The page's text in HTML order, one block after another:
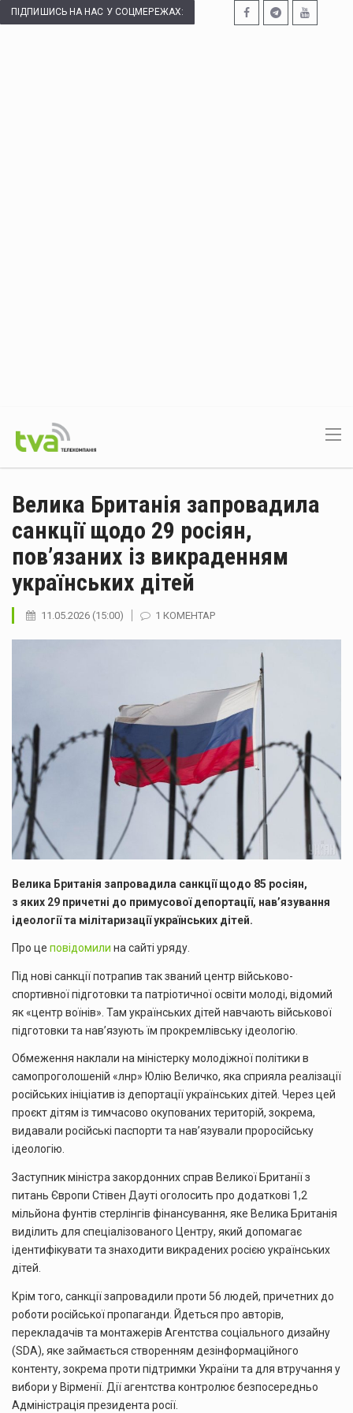
ПІДПИШИСЬ НА НАС У СОЦМЕРЕЖАХ:
Велика Британія запровадила
санкції щодо 29 росіян,
пов’язаних із викраденням
українських дітей
11.05.2026 (15:00) 1 КОМЕНТАР
Велика Британія запровадила санкції щодо 85 росіян,
з яких 29 причетні до примусової депортації, нав’язування
ідеології та мілітаризації українських дітей.
Про це повідомили на сайті уряду.
Під нові санкції потрапив так званий центр військово-
спортивної підготовки та патріотичної освіти молоді, відомий
як «центр воїнів». Там українських дітей навчають військової
підготовки та нав’язують їм прокремлівську ідеологію.
Обмеження наклали на міністерку молодіжної політики в
самопроголошеній «лнр» Юлію Величко, яка сприяла реалізації
російських ініціатив із депортації українських дітей. Через цей
проєкт дітям із тимчасово окупованих територій, зокрема,
видавали російські паспорти та нав’язували проросійську
ідеологію.
Заступник міністра закордонних справ Великої Британії з
питань Європи Стівен Дауті оголосить про додаткові 1,2
мільйона фунтів стерлінгів фінансування, яке Велика Британія
виділить для спеціалізованого Центру, який допомагає
ідентифікувати та знаходити викрадених росією українських
дітей.
Крім того, санкції запровадили проти 56 людей, причетних до
роботи російської пропаганди. Йдеться про авторів,
перекладачів та монтажерів Агентства соціального дизайну
(SDA), яке займається створенням дезінформаційного
контенту, зокрема проти підтримки України та для втручання у
вибори у Вірменії. Дії агентства контролює безпосередньо
Адміністрація президента росії.